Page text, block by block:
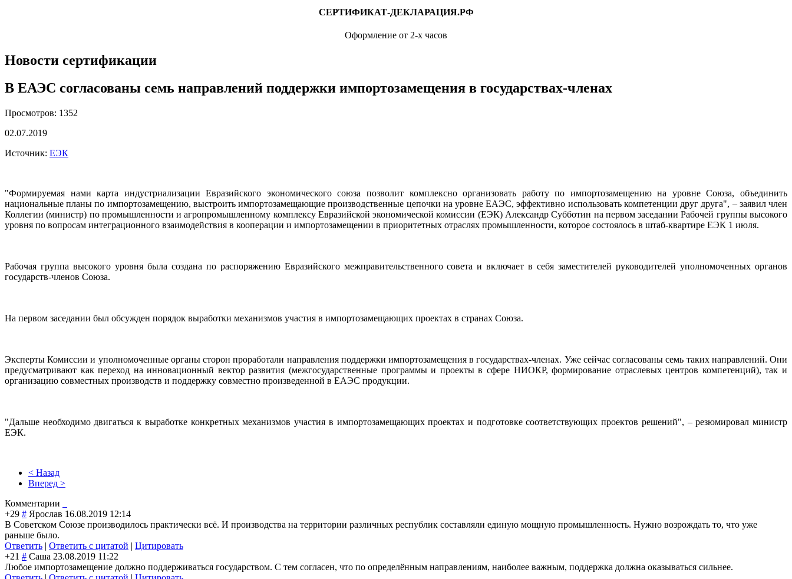
СЕРТИФИКАТ-ДЕКЛАРАЦИЯ.РФ
Оформление от 2-х часов
Новости сертификации
В ЕАЭС согласованы семь направлений поддержки импортозамещения в государствах-членах
Просмотров: 1352
02.07.2019
Источник: ЕЭК
"Формируемая намикарта индустриализации Евразийского экономического союза позволит комплексно организовать работу по импортозамещению на уровне Союза, объединить
национальные планы по импортозамещению, выстроить импортозамещающие производственные цепочки на уровне ЕАЭС, эффективно использовать компетенции друг друга", – заявил член
Коллегии (министр) по промышленности и агропромышленному комплексу Евразийской экономической комиссии (ЕЭК) Александр Субботин на первом заседании Рабочей группы высокого
уровня по вопросам интеграционного взаимодействия в кооперации и импортозамещении в приоритетных отраслях промышленности, которое состоялось в штаб-квартире ЕЭК 1 июля.
Рабочая группа высокого уровня была создана по распоряжению Евразийского межправительственного совета и включает в себя заместителей руководителей уполномоченных органов
государств-членов Союза.
На первом заседании был обсужден порядок выработки механизмов участия в импортозамещающих проектах в странах Союза.
Эксперты Комиссии и уполномоченные органы сторон проработали направления поддержки импортозамещения в государствах-членах. Уже сейчас согласованы семь таких направлений. Они
предусматривают как переход на инновационный вектор развития (межгосударственные программы и проекты в сфере НИОКР, формирование отраслевых центров компетенций), так и
организацию совместных производств и поддержку совместно произведенной в ЕАЭС продукции.
"Дальше необходимо двигаться к выработке конкретных механизмов участия в импортозамещающих проектах и подготовке соответствующих проектов решений", – резюмировал министр
ЕЭК.
< Назад
Вперед >
Комментарии
+29 # Ярослав 16.08.2019 12:14
В Советском Союзе производилось практически всё. И производства на территории различных республик составляли единую мощную промышленность. Нужно возрождать то, что уже
раньше было.
Ответить | Ответить с цитатой | Цитировать
+21 # Саша 23.08.2019 11:22
Любое импортозамещение должно поддерживаться государством. С тем согласен, что по определённым направлениям, наиболее важным, поддержка должна оказываться сильнее.